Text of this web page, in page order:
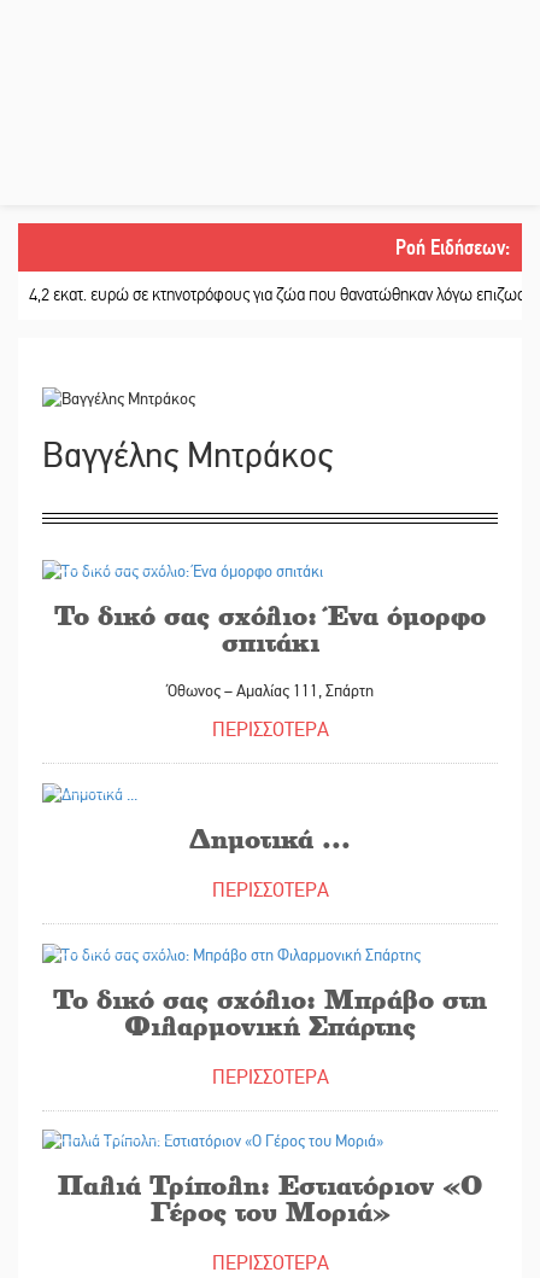
Ροή Ειδήσεων:
ευρώ σε κτηνοτρόφους για ζώα που θανατώθηκαν λόγω επιζωοτιών ||
Βαγγέλης Μητράκος
Το δικό σας σχόλιο: Ένα όμορφο
σπιτάκι
Όθωνος – Αμαλίας 111, Σπάρτη
ΠΕΡΙΣΣΟΤΕΡΑ
Δημοτικά ...
ΠΕΡΙΣΣΟΤΕΡΑ
Το δικό σας σχόλιο: Μπράβο στη
Φιλαρμονική Σπάρτης
ΠΕΡΙΣΣΟΤΕΡΑ
Παλιά Τρίπολη: Εστιατόριον «Ο
Γέρος του Μοριά»
ΠΕΡΙΣΣΟΤΕΡΑ